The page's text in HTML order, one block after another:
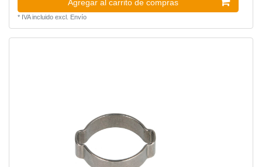
Agregar al carrito de compras
* IVA incluidoexcl. Envío